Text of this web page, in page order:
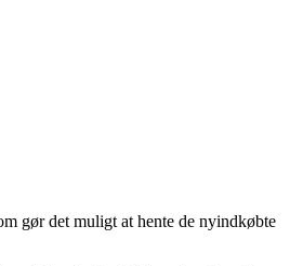
gør det muligt at hente de nyindkøbte